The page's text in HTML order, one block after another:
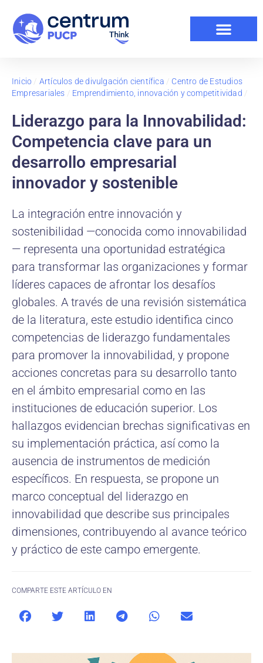
Inicio / Artículos de divulgación científica / Centro de Estudios
Empresariales / Emprendimiento, innovación y competitividad /
Liderazgo para la Innovabilidad:
Competencia clave para un
desarrollo empresarial
innovador y sostenible
La integración entre innovación y
sostenibilidad —conocida como innovabilidad
— representa una oportunidad estratégica
para transformar las organizaciones y formar
líderes capaces de afrontar los desafíos
globales. A través de una revisión sistemática
de la literatura, este estudio identifica cinco
competencias de liderazgo fundamentales
para promover la innovabilidad, y propone
acciones concretas para su desarrollo tanto
en el ámbito empresarial como en las
instituciones de educación superior. Los
hallazgos evidencian brechas significativas en
su implementación práctica, así como la
ausencia de instrumentos de medición
específicos. En respuesta, se propone un
marco conceptual del liderazgo en
innovabilidad que describe sus principales
dimensiones, contribuyendo al avance teórico
y práctico de este campo emergente.
COMPARTE ESTE ARTÍCULO EN